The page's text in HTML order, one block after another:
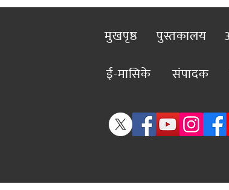
मुखपृष्ठ पुस्तकालय
ई-मासिके
संपादक